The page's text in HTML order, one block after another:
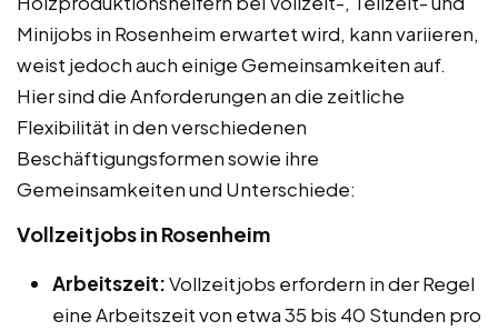
Minijobs in Rosenheim erwartet wird, kann variieren,
weist jedoch auch einige Gemeinsamkeiten auf.
Hier sind die Anforderungen an die zeitliche
Flexibilität in den verschiedenen
Beschäftigungsformen sowie ihre
Gemeinsamkeiten und Unterschiede:
Vollzeitjobs in Rosenheim
Arbeitszeit:Vollzeitjobs erfordern in der Regel
eine Arbeitszeit von etwa 35 bis 40 Stunden pro